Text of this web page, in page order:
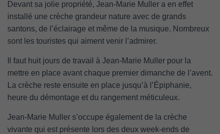
Devant sa jolie propriété, Jean-Marie Muller a en effet
installé une crèche grandeur nature avec de grands
santons, de l’éclairage et même de la musique. Nombreux
sont les touristes qui aiment venir l’admirer.
Il faut huit jours de travail à Jean-Marie Muller pour la
mettre en place avant chaque premier dimanche de l’avent.
La crèche reste ensuite en place jusqu’à l’Épiphanie,
heure du démontage et du rangement méticuleux.
Jean-Marie Muller s’occupe également de la crèche
vivante qui est présente lors des deux week-ends de